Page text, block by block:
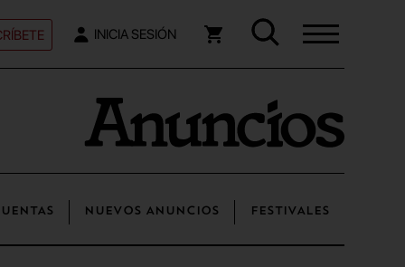
INICIA SESIÓN
NUEVOS ANUNCIOS FESTIVALES